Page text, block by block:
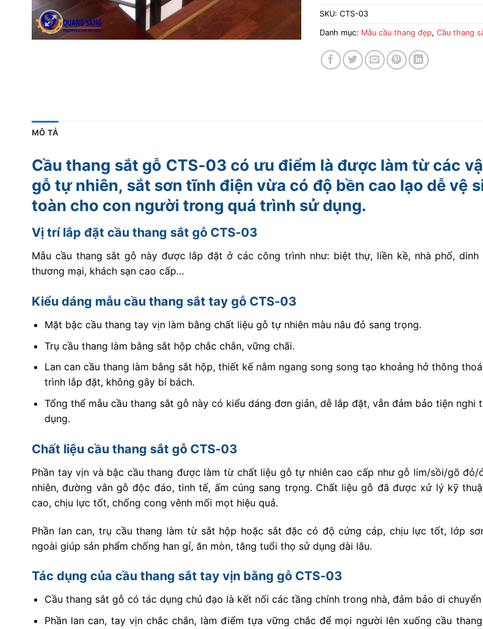
SKU: CTS-03
Danh mục: Mẫu cầu thang đẹp, Cầu thang
MÔ TẢ
Cầu thang sắt gỗ CTS-03 có ưu điểm là được làm từ các
gỗ tự nhiên, sắt sơn tĩnh điện vừa có độ bền cao lạo dễ vệ
toàn cho con người trong quá trình sử dụng.
Vị trí lắp đặt cầu thang sắt gỗ CTS-03
Mẫu cầu thang sắt gỗ này được lắp đặt ở các công trình như: biệt thự, liền kề, nhà phố,
thương mại, khách sạn cao cấp…
Kiểu dáng mẫu cầu thang sắt tay gỗ CTS-03
Mặt bậc cầu thang tay vịn làm bằng chất liệu gỗ tự nhiên màu nâu đỏ sang trọng.
Trụ cầu thang làm bằng sắt hộp chắc chắn, vững chãi.
Lan can cầu thang làm bằng sắt hộp, thiết kế nằm ngang song song tạo khoảng hở thông
trình lắp đặt, không gây bí bách.
Tổng thể mẫu cầu thang sắt gỗ này có kiểu dáng đơn giản, dễ lắp đặt, vẫn đảm bảo tiện nghi
dụng.
Chất liệu cầu thang sắt gỗ CTS-03
Phần tay vịn và bậc cầu thang được làm từ chất liệu gỗ tự nhiên cao cấp như gỗ lim/sồi/gõ
nhiên, đường vân gỗ độc đáo, tinh tế, ấm cúng sang trọng. Chất liệu gỗ đã được xử lý kỹ
cao, chịu lực tốt, chống cong vênh mối mọt hiệu quả.
Phần lan can, trụ cầu thang làm từ sắt hộp hoặc sắt đặc có độ cứng cáp, chịu lực tốt, lớp
ngoài giúp sản phẩm chống han gỉ, ăn mòn, tăng tuổi thọ sử dụng dài lâu.
Tác dụng của cầu thang sắt tay vịn bằng gỗ CTS-03
Cầu thang sắt gỗ có tác dụng chủ đạo là kết nối các tầng chính trong nhà, đảm bảo di chuyển
Phần lan can, tay vịn chắc chắn, làm điểm tựa vững chắc để mọi người lên xuống cầu